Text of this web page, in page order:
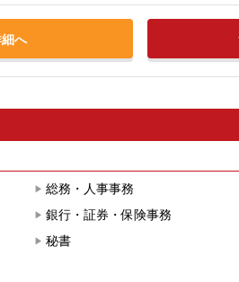
へ
総務・人事事務
銀行・証券・保険事務
秘書